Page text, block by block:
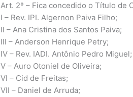
Art. 2º – Fica concedido o Título de
I – Rev. IPI. Algernon Paiva Filho;
II – Ana Cristina dos Santos Paiva;
III – Anderson Henrique Petry;
IV – Rev. IADI. Antônio Pedro Miguel;
V – Auro Otoniel de Oliveira;
VI – Cid de Freitas;
VII – Daniel de Arruda;